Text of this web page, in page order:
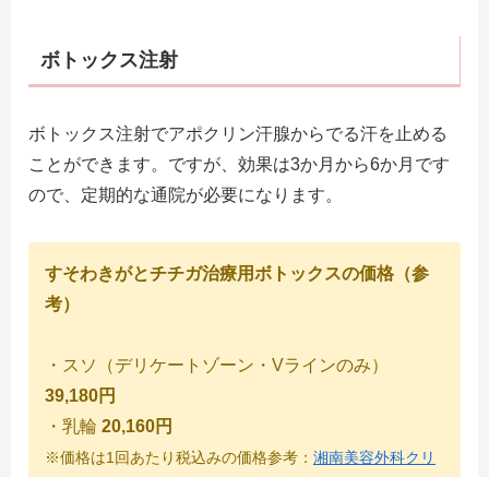
ボトックス注射
ボトックス注射でアポクリン汗腺からでる汗を止める
ことができます。ですが、効果は3か月から6か月です
ので、定期的な通院が必要になります。
すそわきがとチチガ治療用ボトックスの価格（参
考）
・スソ（デリケートゾーン・Vラインのみ）
39,180円
・乳輪 20,160円
※価格は1回あたり税込みの価格参考： 湘南美容外科クリ